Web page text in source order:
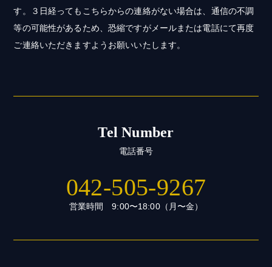
す。３日経ってもこちらからの連絡がない場合は、通信の不調
等の可能性があるため、恐縮ですがメールまたは電話にて再度
ご連絡いただきますようお願いいたします。
Tel Number
電話番号
042-505-9267
営業時間 9:00〜18:00（月〜金）